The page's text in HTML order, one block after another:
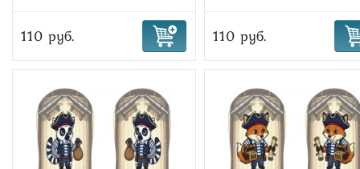
110 руб. 110 руб.